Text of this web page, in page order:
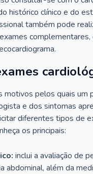
histórico clínico e do
também pode
motivos pelos quais um
e dos sintomas
diferentes tipos de
os principais:
inclui a avaliação de
abdominal, além da